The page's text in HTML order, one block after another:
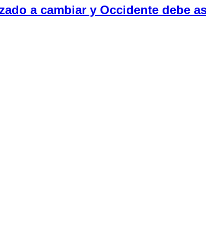
a cambiar y Occidente debe